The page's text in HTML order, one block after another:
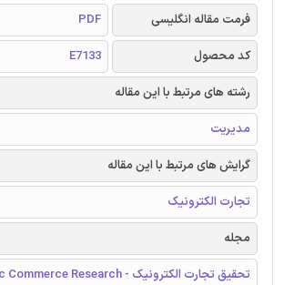
فرمت مقاله انگلیسی
PDF
کد محصول
E7133
رشته های مرتبط با این مقاله
مدیریت
گرایش های مرتبط با این مقاله
تجارت الکترونیک
مجله
تحقیق تجارت الکترونیک - Electronic Commerce Research